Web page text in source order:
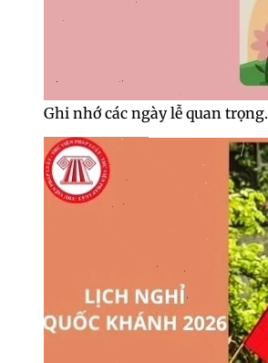
Ghi nhớ các ngày lễ quan trọng.